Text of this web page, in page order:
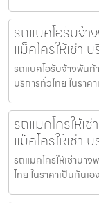
รถแบคโฮรับจ้า
แม็คโครให้เช่า
รถแบคโฮรับจ้างพันท้
บริการทั่วไทย ในรา
รถแมคโครให้เ
แม็คโครให้เช่า
รถแมคโครให้เช่าบา
ไทย ในราคาเป็นกัน